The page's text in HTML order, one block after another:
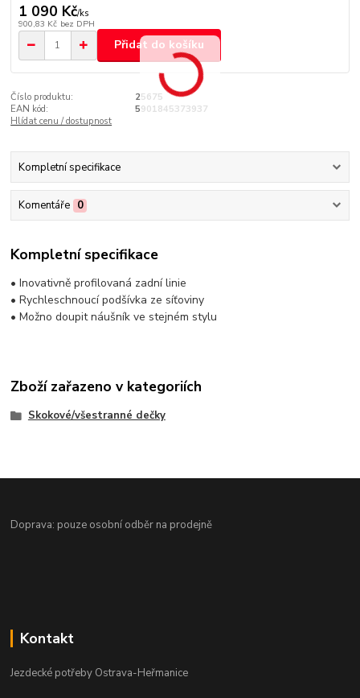
1 090 Kč/ks
900,83 Kč bez DPH
Přidat do košíku
Číslo produktu:
25675
EAN kód:
5901845373937
Hlídat cenu / dostupnost
Kompletní specifikace
Komentáře 0
Kompletní specifikace
• Inovativně profilovaná zadní linie
• Rychleschnoucí podšívka ze síťoviny
• Možno doupit náušník ve stejném stylu
Zboží zařazeno v kategoriích
Skokové/všestranné dečky
Doprava: pouze osobní odběr na prodejně
Kontakt
Jezdecké potřeby Ostrava-Heřmanice